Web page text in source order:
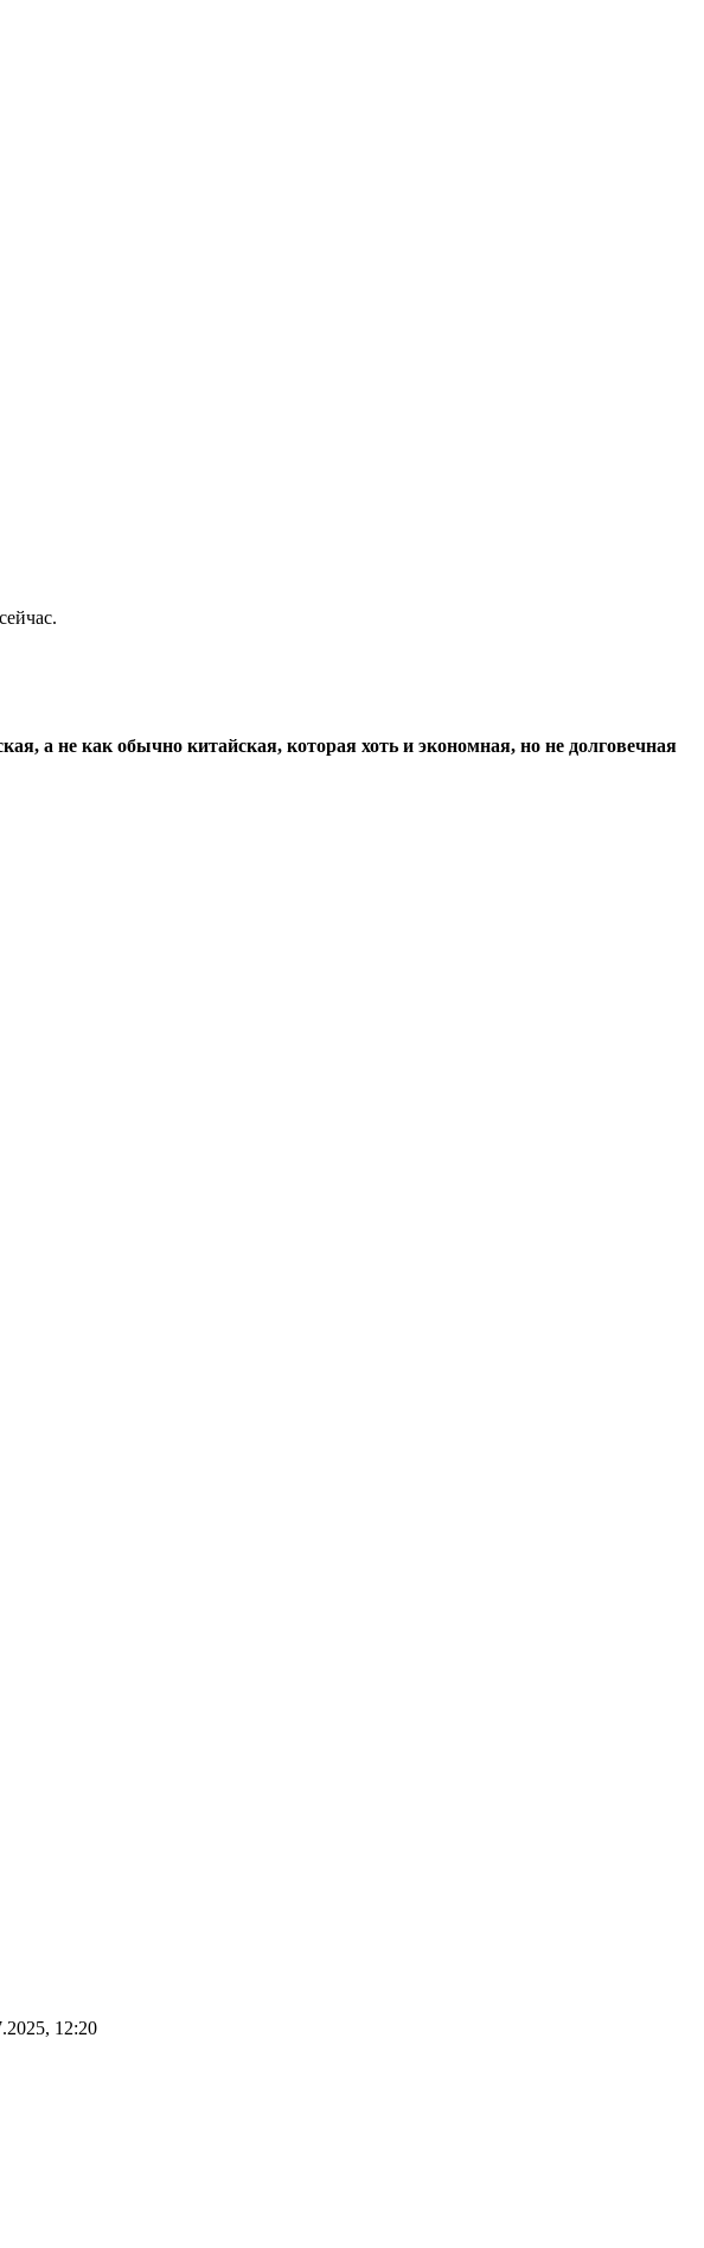
а не как обычно китайская, которая хоть и экономная, но не долговечная
12:20